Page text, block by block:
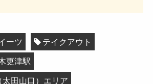
ーツ
テイクアウト
更津駅
田山口）エリア